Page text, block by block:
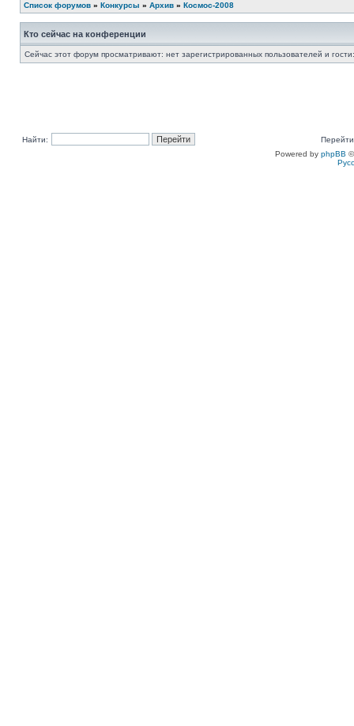
Список форумов » Конкурсы » Архив » Космос-2008
Кто сейчас на конференции
Сейчас этот форум просматривают: нет зарегистрированных пользователей и
Найти:
Powered by phpBB